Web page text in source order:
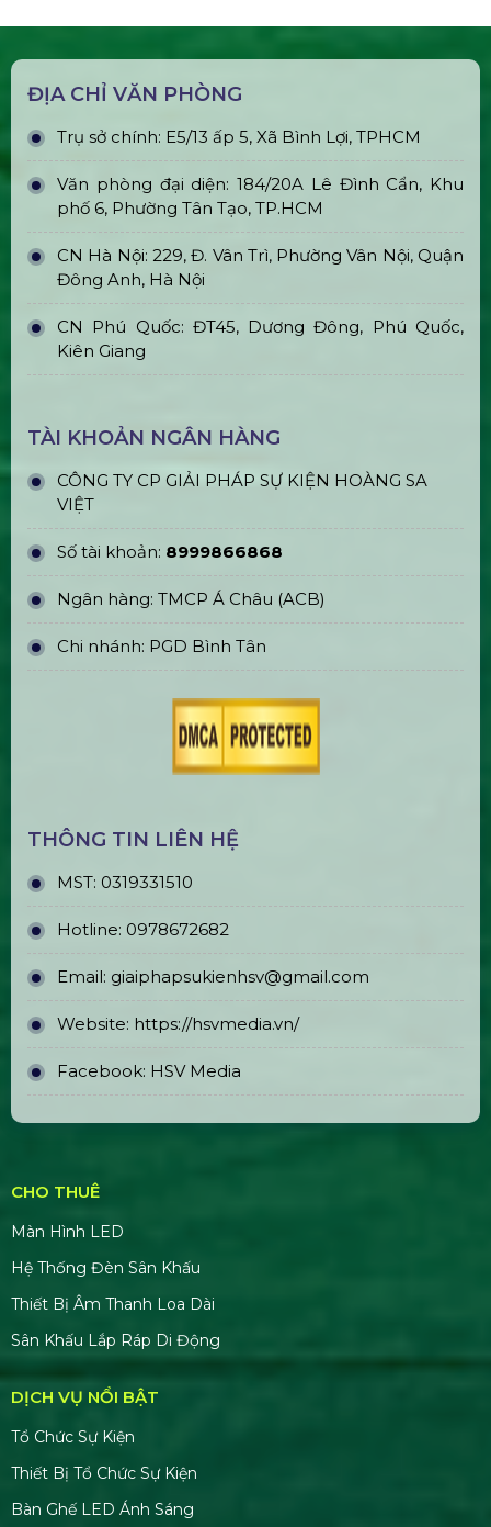
Bán & Cho Thuê Tivi Sự Kiện Giá Rẻ
Tại Tp Hcm
Thi Công & In Ấn Backdrop Sân
Khấu Sự Kiện
ĐỊA CHỈ VĂN PHÒNG
Trụ sở chính: E5/13 ấp 5, Xã Bình Lợi, TPHCM
Văn phòng đại diện: 184/20A Lê Đình Cẩn, Khu
phố 6, Phường Tân Tạo, TP.HCM
CN Hà Nội: 229, Đ. Vân Trì, Phường Vân Nội, Quận
Đông Anh, Hà Nội
CN Phú Quốc: ĐT45, Dương Đông, Phú Quốc,
TÀI KHOẢN NGÂN HÀNG
CÔNG TY CP GIẢI PHÁP SỰ KIỆN HOÀNG SA
VIỆT
Số tài khoản:8999866868
Ngân hàng: TMCP Á Châu (ACB)
Chi nhánh: PGD Bình Tân
MST: 0319331510
Website:https://hsvmedia.vn/
Facebook: HSV Media